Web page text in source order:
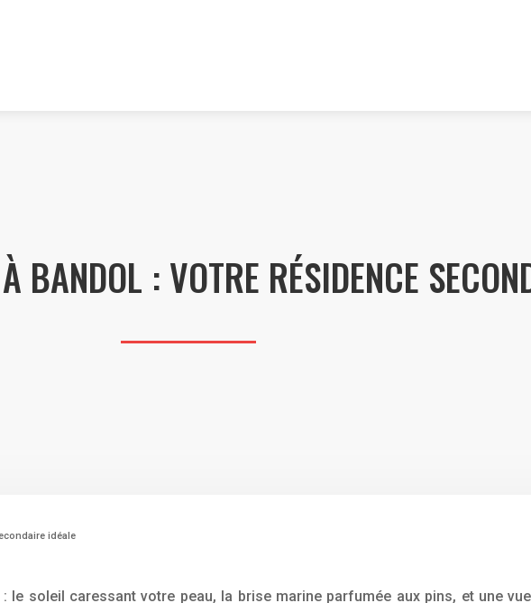
BANDOL : VOTRE RÉSIDENCE
idéale
: le soleil caressant votre peau, la brise marine parfumée aux pins, et une